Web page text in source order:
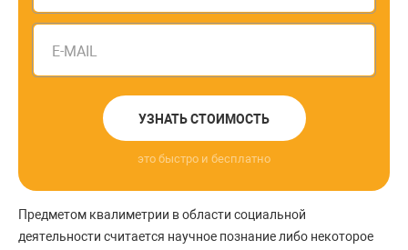
E-MAIL
УЗНАТЬ СТОИМОСТЬ
это быстро и бесплатно
Предметом квалиметрии в области социальной
деятельности считается научное познание либо некоторое